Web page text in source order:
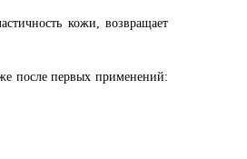
кожи, возвращает
после первых применений: